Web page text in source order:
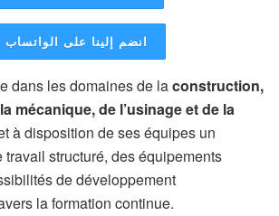
انضم إلينا على الواتساب
dans les domaines de laconstruction,
mécanique, de l’usinage et de la
à disposition de ses équipes un
structuré, des équipements
de développement
la formation continue.